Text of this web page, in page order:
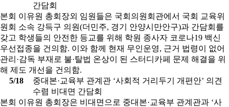
간담회
본회 이유원 총회장외 임원들은 국회의원회관에서 국회 교육위
원회 소속 강득구 의원(더민주, 경기 안양시만안구)과 간담회를
갖고 학생들의 안전한 등교를 위해 학원 종사자 코로나19 백신
우선접종을 건의함. 이와 함께 현재 무인운영, 근거 법령이 없어
관리·감독 부재로 불·탈법 온상이 된 스터디카페 문제 해결을 위
해 제도 개선을 건의함.
5/18
중대본·교육부 관계관 ‘사회적 거리두기 개편안’ 의견
수렴 비대면 간담회
본회 이유원 총회장은 비대면으로 중대본·교육부 관계관과 ‘사